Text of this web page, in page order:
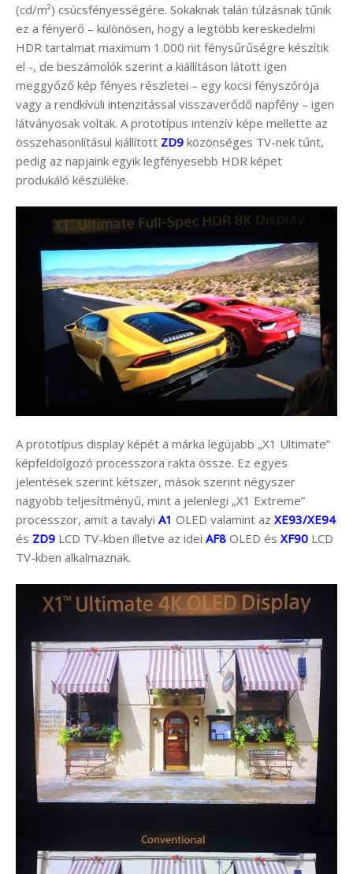
(cd/m²) csúcsfényességére. Sokaknak talán túlzásnak tűnik
ez a fényerő – különösen, hogy a legtöbb kereskedelmi
HDR tartalmat maximum 1.000 nit fénysűrűségre készítik
el -, de beszámolók szerint a kiállításon látott igen
meggyőző kép fényes részletei – egy kocsi fényszórója
vagy a rendkívüli intenzitással visszaverődő napfény – igen
látványosak voltak. A prototípus intenzív képe mellette az
összehasonlításul kiállított ZD9 közönséges TV-nek tűnt,
pedig az napjaink egyik legfényesebb HDR képet
produkáló készüléke.
A prototípus display képét a márka legújabb „X1 Ultimate”
képfeldolgozó processzora rakta össze. Ez egyes
jelentések szerint kétszer, mások szerint négyszer
nagyobb teljesítményű, mint a jelenlegi „X1 Extreme”
processzor, amit a tavalyi A1 OLED valamint az XE93/XE94
és ZD9 LCD TV-kben illetve az idei AF8 OLED és XF90 LCD
TV-kben alkalmaznak.